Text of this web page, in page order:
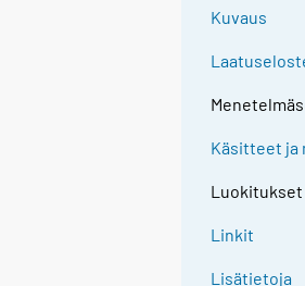
Kuvaus
Käsitteet ja
Luokitukset
Linkit
Lisätietoja